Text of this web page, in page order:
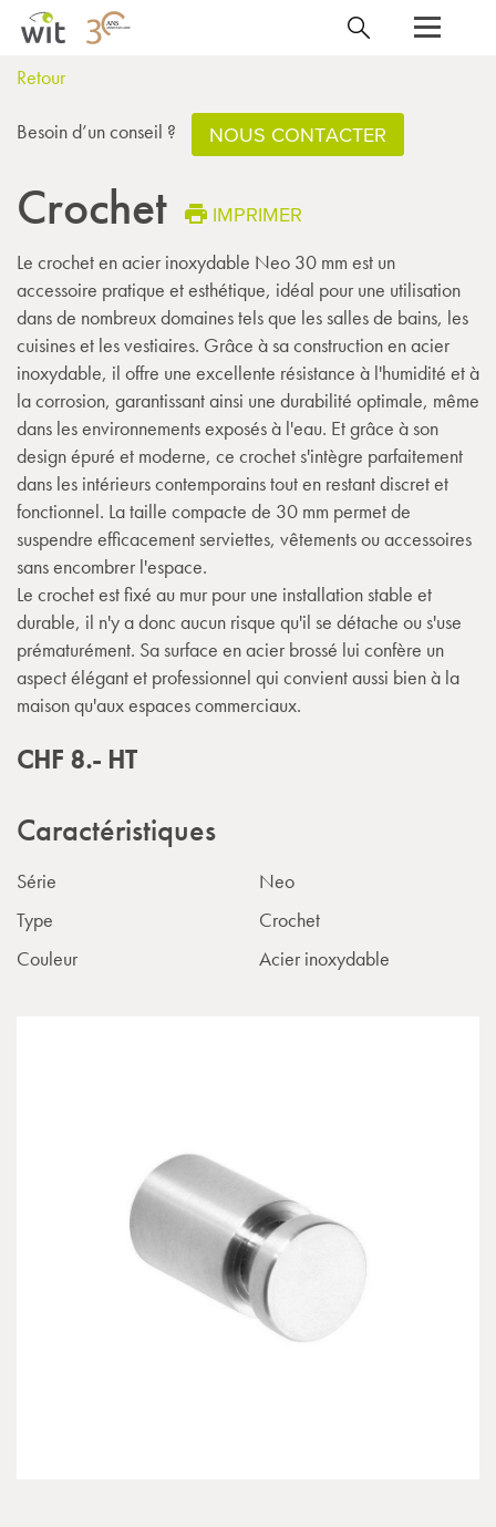
Retour
Besoin d’un conseil ? NOUS CONTACTER
Crochet IMPRIMER
Le crochet en acier inoxydable Neo 30 mm est un
accessoire pratique et esthétique, idéal pour une utilisation
dans de nombreux domaines tels que les salles de bains, les
cuisines et les vestiaires. Grâce à sa construction en acier
inoxydable, il offre une excellente résistance à l'humidité et à
la corrosion, garantissant ainsi une durabilité optimale, même
dans les environnements exposés à l'eau. Et grâce à son
design épuré et moderne, ce crochet s'intègre parfaitement
dans les intérieurs contemporains tout en restant discret et
fonctionnel. La taille compacte de 30 mm permet de
suspendre efficacement serviettes, vêtements ou accessoires
sans encombrer l'espace.
Le crochet est fixé au mur pour une installation stable et
durable, il n'y a donc aucun risque qu'il se détache ou s'use
prématurément. Sa surface en acier brossé lui confère un
aspect élégant et professionnel qui convient aussi bien à la
maison qu'aux espaces commerciaux.
CHF 8.- HT
Caractéristiques
Série
Neo
Type
Crochet
Couleur
Acier inoxydable